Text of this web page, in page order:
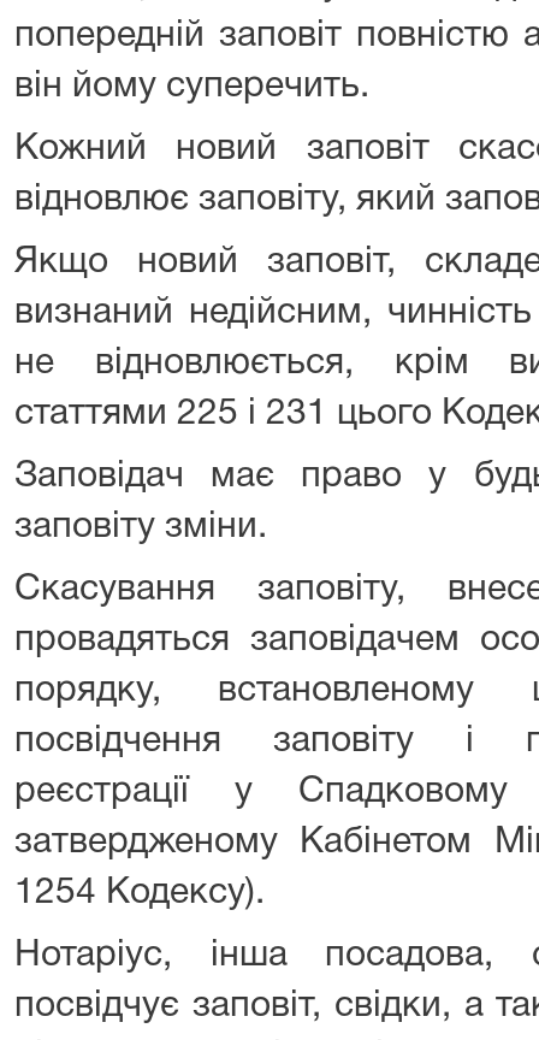
попередній заповіт повністю
він йому суперечить.
Кожний новий заповіт
відновлює заповіту, який
Якщо новий заповіт,
визнаний недійсним,
не відновлюється, крім
статтями 225 і 231 цього
Заповідач має право у
заповіту зміни.
Скасування заповіту,
провадяться заповідачем
порядку,
посвідчення заповіту і
реєстрації у
затвердженому Кабінетом
1254 Кодексу).
Нотаріус, інша
посвідчує заповіт, свідки, а